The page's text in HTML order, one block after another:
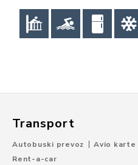
Transport
Autobuski prevoz Avio karte
Rent-a-car